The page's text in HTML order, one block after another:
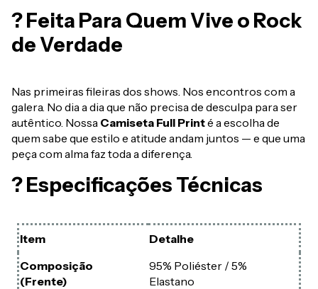
? Feita Para Quem Vive o Rock
de Verdade
Nas primeiras fileiras dos shows. Nos encontros com a
galera. No dia a dia que não precisa de desculpa para ser
autêntico. Nossa Camiseta Full Printé a escolha de
quem sabe que estilo e atitude andam juntos — e que uma
peça com alma faz toda a diferença.
? Especificações Técnicas
Item
Detalhe
Composição
(Frente)
95% Poliéster / 5%
Elastano